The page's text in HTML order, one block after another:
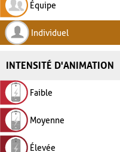
Équipe
Individuel
INTENSITÉ D'ANIMATION
Faible
Moyenne
Élevée